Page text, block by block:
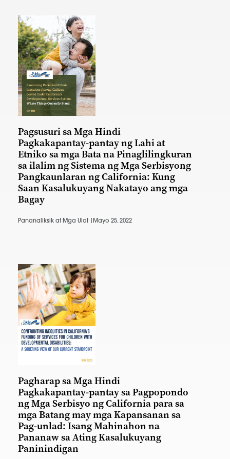
Pagsusuri sa Mga Hindi
Pagkakapantay-pantay ng Lahi at
Etniko sa mga Bata na Pinaglilingkuran
sa ilalim ng Sistema ng Mga Serbisyong
Pangkaunlaran ng California: Kung
Saan Kasalukuyang Nakatayo ang mga
Bagay
Pananaliksik at Mga Ulat | Mayo 25, 2022
Pagharap sa Mga Hindi
Pagkakapantay-pantay sa Pagpopondo
ng Mga Serbisyo ng California para sa
mga Batang may mga Kapansanan sa
Pag-unlad: Isang Mahinahon na
Pananaw sa Ating Kasalukuyang
Paninindigan